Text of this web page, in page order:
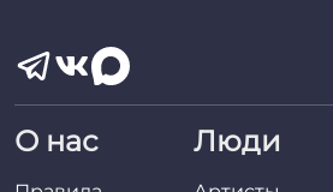
О нас Люди